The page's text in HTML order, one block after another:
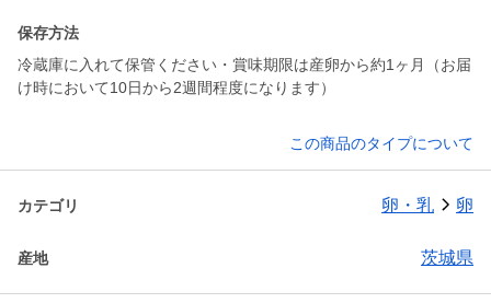
保存方法
冷蔵庫に入れて保管ください・賞味期限は産卵から約1ヶ月（お届
け時において10日から2週間程度になります）
この商品のタイプについて
カテゴリ 卵・乳 卵
産地 茨城県